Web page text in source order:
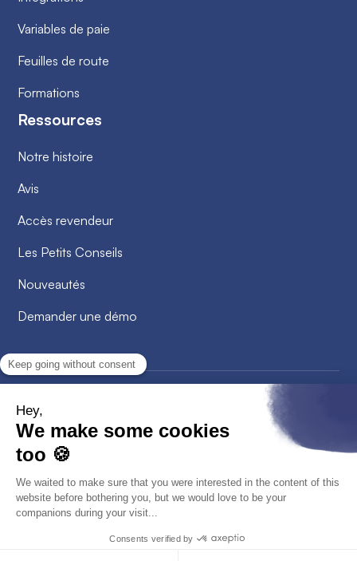
Variables de paie
Feuilles de route
Formations
Ressources
Notre histoire
Avis
Accès revendeur
Les Petits Conseils
Nouveautés
Demander une démo
2026
© Alobees. Tous droits réservés
Politique de cookies
CGV - CGU
Mentions légales